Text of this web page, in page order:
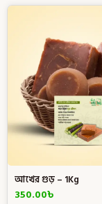
আখের গুড় – 1Kg
350.00৳